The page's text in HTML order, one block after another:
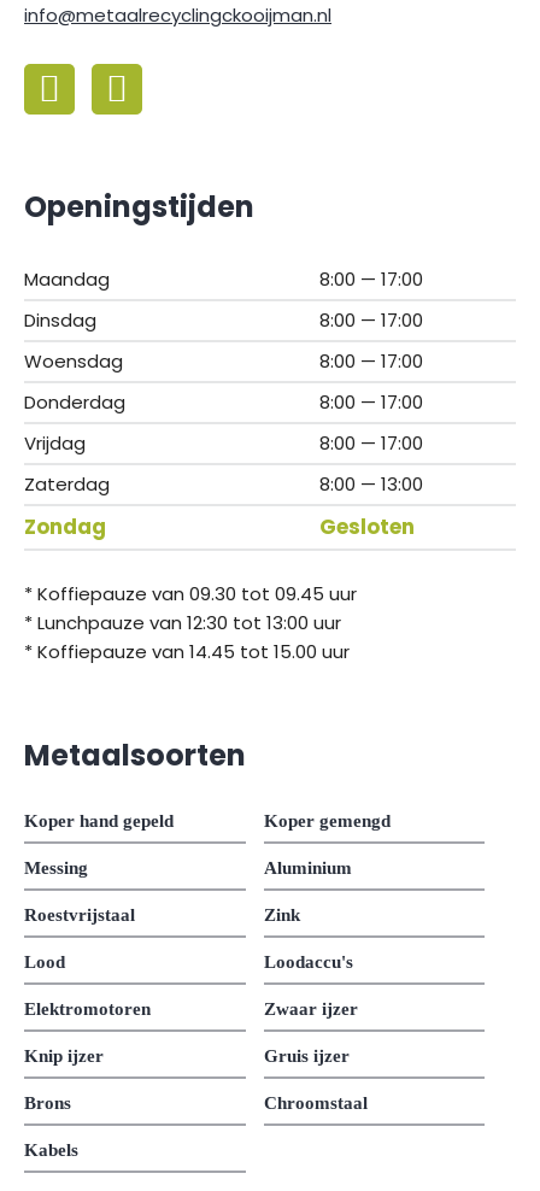
info@metaalrecyclingckooijman.nl
Openingstijden
Maandag
8:00 — 17:00
Dinsdag
8:00 — 17:00
Woensdag
8:00 — 17:00
Donderdag
8:00 — 17:00
Vrijdag
8:00 — 17:00
Zaterdag
8:00 — 13:00
Zondag Gesloten
* Koffiepauze van 09.30 tot 09.45 uur
* Lunchpauze van 12:30 tot 13:00 uur
* Koffiepauze van 14.45 tot 15.00 uur
Metaalsoorten
Koper hand gepeld Koper gemengd
Messing Aluminium
Roestvrijstaal Zink
Lood Loodaccu's
Elektromotoren Zwaar ijzer
Knip ijzer Gruis ijzer
Brons Chroomstaal
Kabels